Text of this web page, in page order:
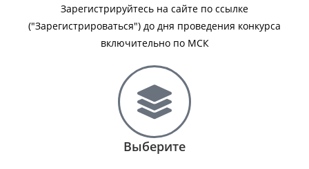
Зарегистрируйтесь на сайте по ссылке
("Зарегистрироваться") до дня проведения конкурса
включительно по МСК
Выберите